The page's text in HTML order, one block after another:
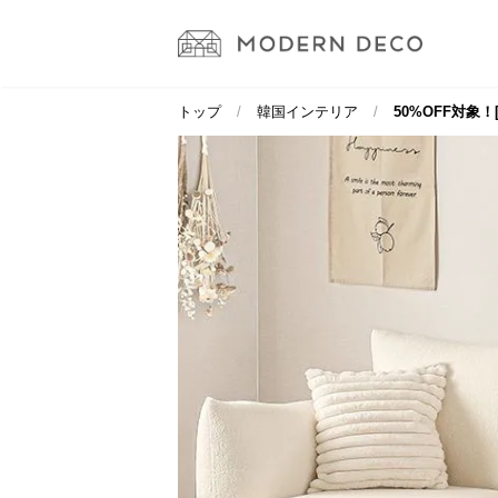
トップ 韓国インテリア 50%OFF対象